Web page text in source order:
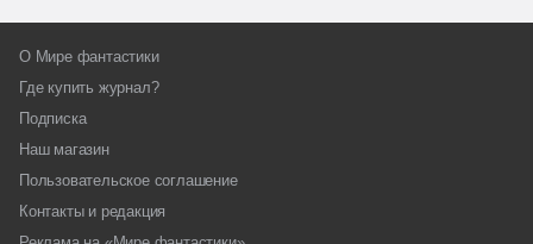
О Мире фантастики
Где купить журнал?
Подписка
Наш магазин
Пользовательское соглашение
Контакты и редакция